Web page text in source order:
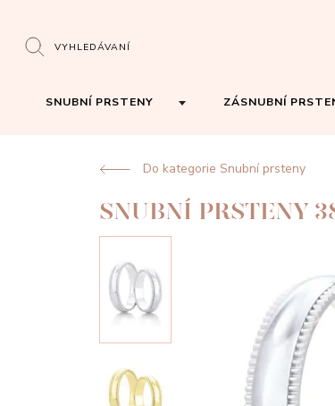
VYHLEDÁVANÍ
SNUBNÍ PRSTENY ZÁSNUBNÍ
Do kategorie Snubní prsteny
SNUBNÍ PRSTENY